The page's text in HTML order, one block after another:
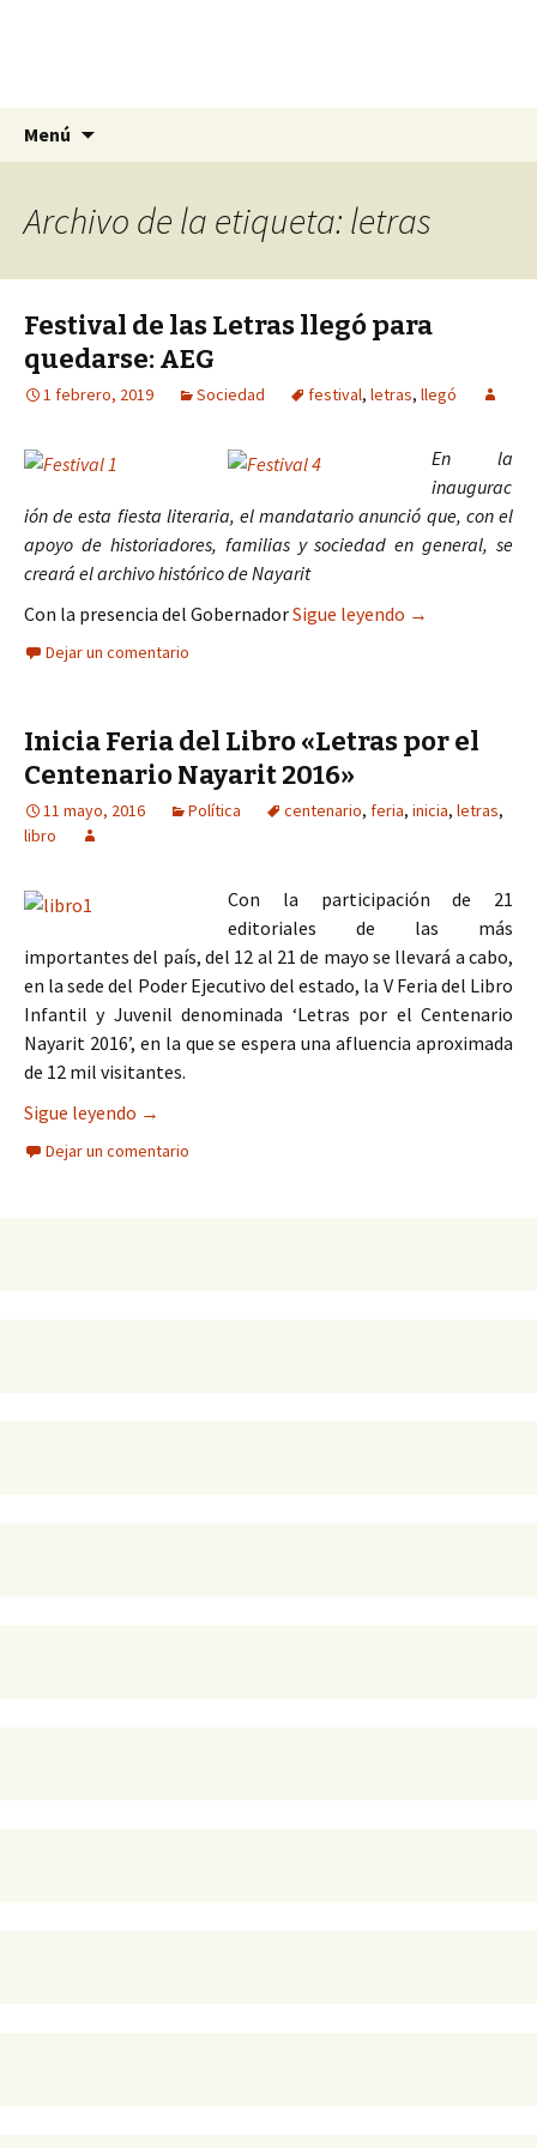
La Yunta de Tepic
La nueva opción en información
Menú
Archivo de la etiqueta: letras
Festival de las Letras llegó para
quedarse: AEG
1 febrero, 2019 Sociedad festival, letras, llegó
En la
inaugurac
ión de esta fiesta literaria, el mandatario anunció que, con el
apoyo de historiadores, familias y sociedad en general, se
creará el archivo histórico de Nayarit
Con la presencia del GobernadorSigue leyendo Festival de las
→
Dejar un comentario
Inicia Feria del Libro «Letras por el
Centenario Nayarit 2016»
11 mayo, 2016 Política centenario, feria, inicia, letras,
libro
Con la participación de 21
editoriales de las más
importantes del país, del 12 al 21 de mayo se llevará a cabo,
en la sede del Poder Ejecutivo del estado, la V Feria del Libro
Infantil y Juvenil denominada ‘Letras por el Centenario
Nayarit 2016’, en la que se espera una afluencia aproximada
de 12 mil visitantes.
Sigue leyendo Inicia Feria del Libro «Letras por el Centenario
→
Dejar un comentario